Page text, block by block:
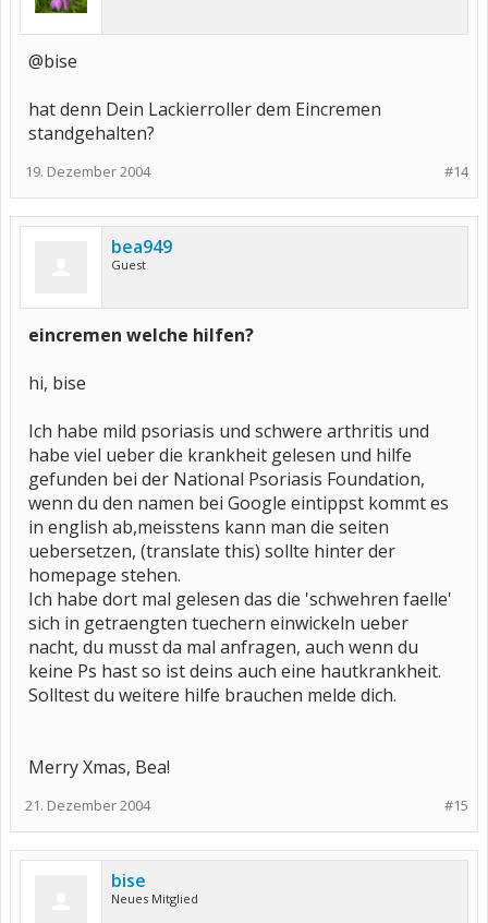
@bise
hat denn Dein Lackierroller dem Eincremen
standgehalten?
#14
19. Dezember 2004
bea949
Guest
eincremen welche hilfen?
hi, bise
Ich habe mild psoriasis und schwere arthritis und
habe viel ueber die krankheit gelesen und hilfe
gefunden bei der National Psoriasis Foundation,
wenn du den namen bei Google eintippst kommt es
in english ab,meisstens kann man die seiten
uebersetzen, (translate this) sollte hinter der
homepage stehen.
Ich habe dort mal gelesen das die 'schwehren faelle'
sich in getraengten tuechern einwickeln ueber
nacht, du musst da mal anfragen, auch wenn du
keine Ps hast so ist deins auch eine hautkrankheit.
Solltest du weitere hilfe brauchen melde dich.
Merry Xmas, Bea!
#15
21. Dezember 2004
bise
Neues Mitglied